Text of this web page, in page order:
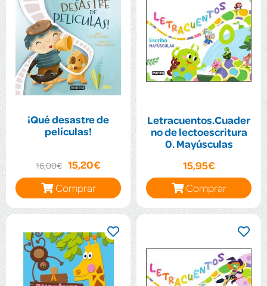
¡Qué desastre de
películas!
16,00€ 15,20€
Comprar
Letracuentos.Cuader
no de lectoescritura
0. Mayúsculas
15,95€
Comprar